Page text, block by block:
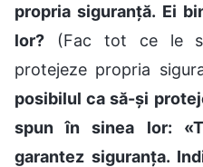
propria siguranță. Ei
lor? (Fac tot ce le
protejeze propria
posibilul ca să-și
spun în sinea lor:
garantez siguranța.